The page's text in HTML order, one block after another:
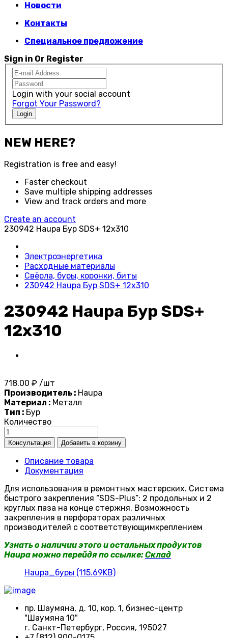
Новости
Контакты
Специальное предложение
Sign in Or Register
Login with your social account
Forgot Your Password?
Login
NEW HERE?
Registration is free and easy!
Faster checkout
Save multiple shipping addresses
View and track orders and more
Create an account
230942 Haupa Бур SDS+ 12x310
Электроэнергетика
Расходные материалы
Свёрла, буры, коронки, биты
230942 Haupa Бур SDS+ 12x310
230942 Haupa Бур SDS+
12x310
718.00 ₽ /шт
Производитель : Haupa
Материал : Металл
Тип : Бур
Количество
Описание товара
Документация
Для использования в ремонтных мастерских. Система
быстрого закрепления “SDS-Plus”: 2 продольных и 2
круглых паза на конце стержня. Возможность
закрепления в перфораторах различных
производителей с соответствующимкреплением
Узнать о наличии этого и остальных продуктов
Haupa можно перейдя по ссылке:Склад
Haupa_буры (115.69KB)
пр. Шаумяна, д. 10, кор. 1, бизнес-центр
"Шаумяна 10"
г. Санкт-Петербург, Россия, 195027